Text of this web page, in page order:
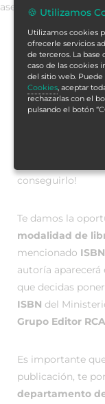
Publica
carrera
formato
conseguirlo!
Te damos la
modalidad de
mencionado
autoría
que decidas
ISBN del
Grupo Editor RCA
Es importante
publicación, te
departamento
asesorarte.🍪 Utilizamos
Utilizamos cookies
ofrecerle servicios
de terceros. La
caso de las cookies
del sitio web.
Cookies, aceptar
rechazarlas con el
pulsando el botón